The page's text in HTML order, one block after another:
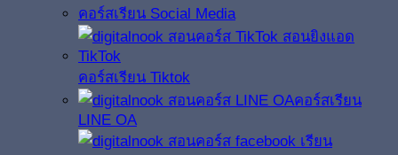
คอร์สเรียน Social Media
คอร์สเรียน Tiktok
คอร์สเรียน
LINE OA